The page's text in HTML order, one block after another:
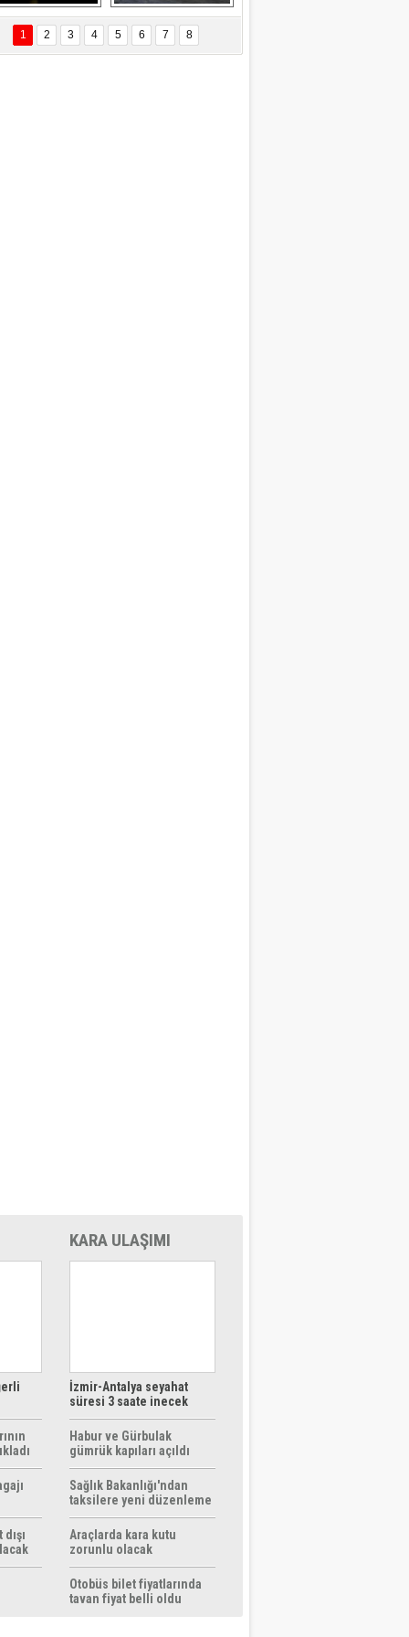
ÖZYANIK
Değişti?
Delta uçağına
yıldırım çarptı
Ford Focus RS
(2015)
1 2 3 4 5 6 7 8
KARA ULAŞIMI
İzmir-Antalya seyahat
süresi 3 saate inecek
Habur ve Gürbulak
gümrük kapıları açıldı
Sağlık Bakanlığı'ndan
taksilere yeni düzenleme
Araçlarda kara kutu
zorunlu olacak
Otobüs bilet fiyatlarında
tavan fiyat belli oldu